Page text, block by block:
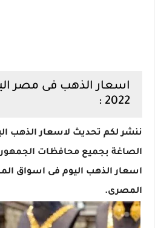
2022 :
ننشر لكم تحديث لاسعار الذهب
الصاغة بجميع محافظات
اسعار الذهب اليوم فى اسواق
المصرى.